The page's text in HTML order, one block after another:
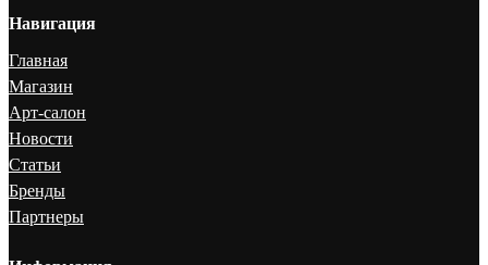
Навигация
Главная
Магазин
Арт-салон
Новости
Статьи
Бренды
Партнеры